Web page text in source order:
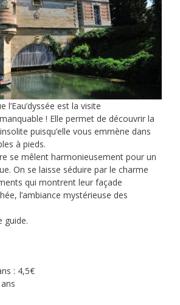
l’Eau’dyssée est la visite
! Elle permet de découvrir la
puisqu’elle vous emmène dans
à pieds.
se mêlent harmonieusement pour un
On se laisse séduire par le charme
qui montrent leur façade
l’ambiance mystérieuse des
guide.
: 4,5€